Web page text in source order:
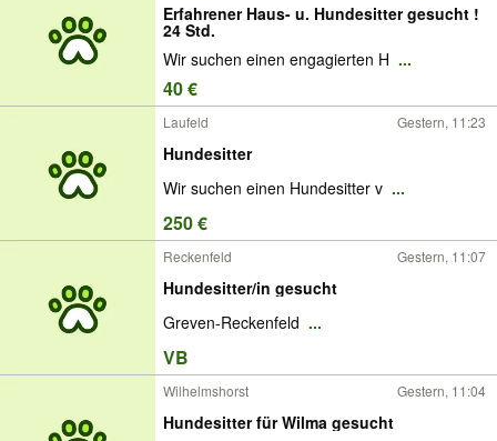
Erfahrener Haus- u. Hundesitter gesucht !
24 Std.
Wir suchen einen engagierten H ...
40 €
Laufeld Gestern, 11:23
Hundesitter
Wir suchen einen Hundesitter v ...
250 €
Reckenfeld Gestern, 11:07
Hundesitter/in gesucht
Greven-Reckenfeld ...
VB
Wilhelmshorst Gestern, 11:04
Hundesitter für Wilma gesucht